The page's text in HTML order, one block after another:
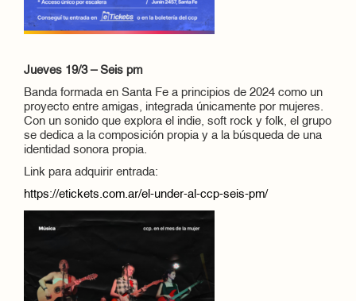
Jueves 19/3 – Seis pm
Banda formada en Santa Fe a principios de 2024 como un
proyecto entre amigas, integrada únicamente por mujeres.
Con un sonido que explora el indie, soft rock y folk, el grupo
se dedica a la composición propia y a la búsqueda de una
identidad sonora propia.
Link para adquirir entrada:
https://etickets.com.ar/el-under-al-ccp-seis-pm/